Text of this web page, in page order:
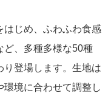
はじめ、ふわふわ食感
ど、多種多様な50種
登場します。生地は
境に合わせて調整し